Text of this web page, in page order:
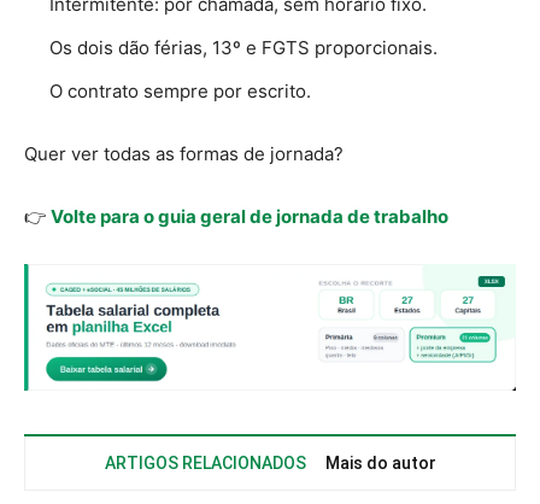
Os dois dão férias, 13º e FGTS proporcionais.
O contrato sempre por escrito.
Quer ver todas as formas de jornada?
👉 Volte para o guia geral de jornada de trabalho
ARTIGOS RELACIONADOS Mais do autor